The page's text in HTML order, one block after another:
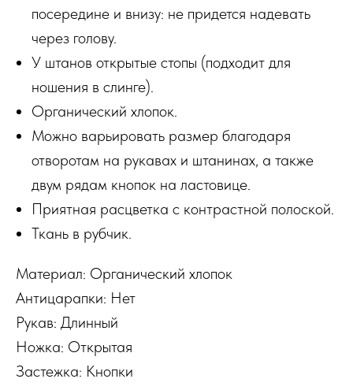
посередине и внизу: не придется надевать
через голову.
У штанов открытые стопы (подходит для
ношения в слинге).
Органический хлопок.
Можно варьировать размер благодаря
отворотам на рукавах и штанинах, а также
двум рядам кнопок на ластовице.
Приятная расцветка с контрастной полоской.
Ткань в рубчик.
Материал: Органический хлопок
Антицарапки: Нет
Рукав: Длинный
Ножка: Открытая
Застежка: Кнопки